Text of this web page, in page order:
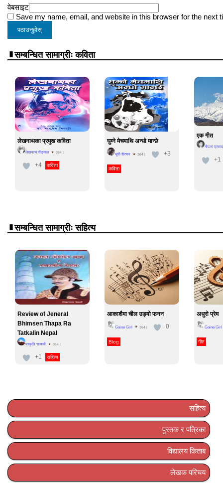
वेबसाइट
Save my name, email, and website in this browser for the next
सम्बन्धित सामाग्रीः कविता
लेखनाथका प्रमुख कविता
लेखनाथ पौड्याल 364|
+4 कविता
घुम्ने मेचमाथि अन्धो मान्छे
भूपी शेरचन 364| +3
कविता
एक गीत
गोपला
+1
सम्बन्धित सामाग्रीः सहित्य
Review of Jeneral
Bhimsen Thapa Ra
Tatkalin Nepal
प्रकृति सायामी 364|
+1 सहित्य
आकाशैमा चील उड्यो फनन
Gaine Girl 364| 0
Blog
अधुरो प्रेम
Gaine Girl
गीत
सहित्य
पुस्तक र पत्रिका
विद्यालय किताब
लेखक परिचय